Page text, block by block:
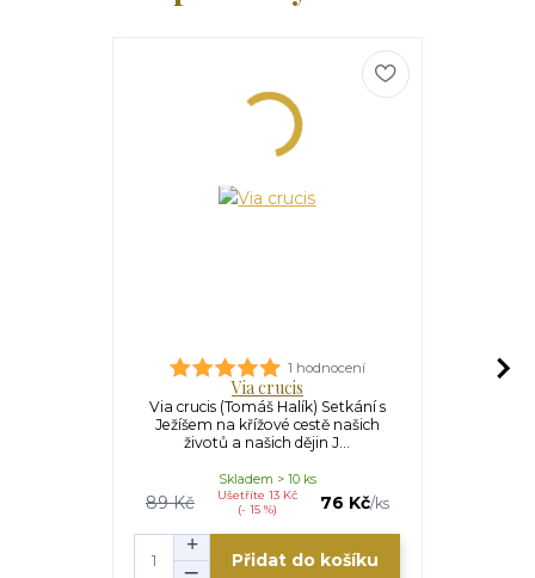
1 hodnocení
Via crucis
Via crucis (Tomáš Halík) Setkání s
Ježíšem na křížové cestě našich
životů a našich dějin J...
89 Kč
Ušetříte 13 Kč
(- 15 %)
76 Kč/ks
Skladem > 10 ks
Přidat do košíku